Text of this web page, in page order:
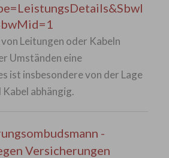
Leitungen oder Kabeln
Umständen eine
ist insbesondere von der Lage
abhängig.
-
Versicherungen